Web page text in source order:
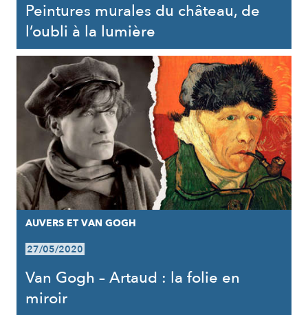
Peintures murales du château, de
l’oubli à la lumière
AUVERS ET VAN GOGH
27/05/2020
Van Gogh – Artaud : la folie en
miroir